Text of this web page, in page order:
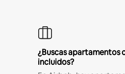
¿Buscas apartamentos
incluidos?